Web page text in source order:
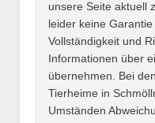
E-Mail
unsere Seite aktuell
leider keine
Vollständigkeit und
Informationen über
übernehmen. Bei
Tierheime in
Umständen